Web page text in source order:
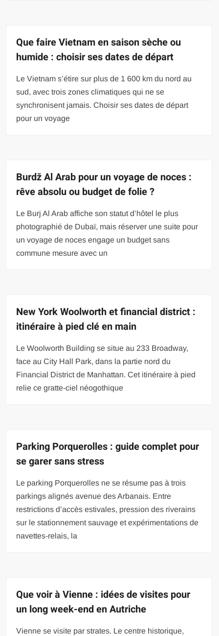
Que faire Vietnam en saison sèche ou
humide : choisir ses dates de départ
Le Vietnam s’étire sur plus de 1 600 km du nord au
sud, avec trois zones climatiques qui ne se
synchronisent jamais. Choisir ses dates de départ
pour un voyage
Burdž Al Arab pour un voyage de noces :
rêve absolu ou budget de folie ?
Le Burj Al Arab affiche son statut d’hôtel le plus
photographié de Dubaï, mais réserver une suite pour
un voyage de noces engage un budget sans
commune mesure avec un
New York Woolworth et financial district :
itinéraire à pied clé en main
Le Woolworth Building se situe au 233 Broadway,
face au City Hall Park, dans la partie nord du
Financial District de Manhattan. Cet itinéraire à pied
relie ce gratte-ciel néogothique
Parking Porquerolles : guide complet pour
se garer sans stress
Le parking Porquerolles ne se résume pas à trois
parkings alignés avenue des Arbanais. Entre
restrictions d’accès estivales, pression des riverains
sur le stationnement sauvage et expérimentations de
navettes-relais, la
Que voir à Vienne : idées de visites pour
un long week-end en Autriche
Vienne se visite par strates. Le centre historique,